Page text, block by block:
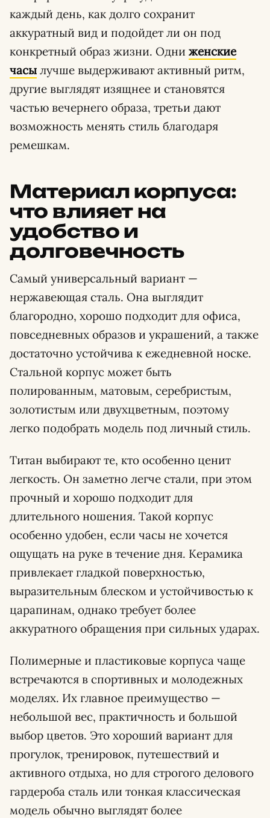
каждый день, как долго сохранит
аккуратный вид и подойдет ли он под
конкретный образ жизни. Одни женские
часы лучше выдерживают активный ритм,
другие выглядят изящнее и становятся
частью вечернего образа, третьи дают
возможность менять стиль благодаря
ремешкам.
Материал корпуса:
что влияет на
удобство и
долговечность
Самый универсальный вариант —
нержавеющая сталь. Она выглядит
благородно, хорошо подходит для офиса,
повседневных образов и украшений, а также
достаточно устойчива к ежедневной носке.
Стальной корпус может быть
полированным, матовым, серебристым,
золотистым или двухцветным, поэтому
легко подобрать модель под личный стиль.
Титан выбирают те, кто особенно ценит
легкость. Он заметно легче стали, при этом
прочный и хорошо подходит для
длительного ношения. Такой корпус
особенно удобен, если часы не хочется
ощущать на руке в течение дня. Керамика
привлекает гладкой поверхностью,
выразительным блеском и устойчивостью к
царапинам, однако требует более
аккуратного обращения при сильных ударах.
Полимерные и пластиковые корпуса чаще
встречаются в спортивных и молодежных
моделях. Их главное преимущество —
небольшой вес, практичность и большой
выбор цветов. Это хороший вариант для
прогулок, тренировок, путешествий и
активного отдыха, но для строгого делового
гардероба сталь или тонкая классическая
модель обычно выглядят более